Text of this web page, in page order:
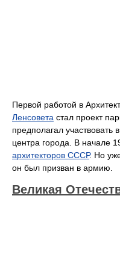
Первой работой в
Ленсовета стал проект
предполагал участвовать
центра города. В начале
архитекторов СССР. Но
он был призван в армию.
Великая